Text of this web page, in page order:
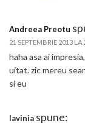
Andreea Preotu
21 SEPTEMBRIE 2013 LA
haha asa ai
uitat. zic mereu
si eu
lavinia spune: